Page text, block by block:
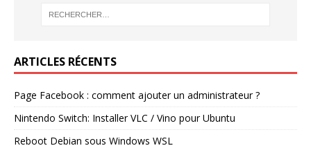
ARTICLES RÉCENTS
Page Facebook : comment ajouter un administrateur ?
Nintendo Switch: Installer VLC / Vino pour Ubuntu
Reboot Debian sous Windows WSL